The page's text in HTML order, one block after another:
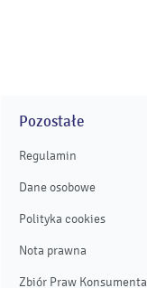
Pozostałe
Regulamin
Dane osobowe
Polityka cookies
Nota prawna
Zbiór Praw Konsumenta